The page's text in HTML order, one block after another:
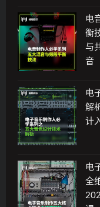
电
衡
与
音
电
解
计
电
全